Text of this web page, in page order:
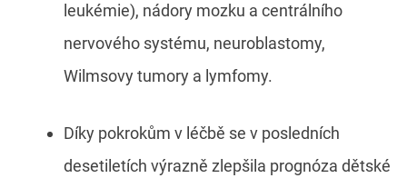
leukémie), nádory mozku a centrálního
nervového systému, neuroblastomy,
Wilmsovy tumory a lymfomy.
Díky pokrokům v léčbě se v posledních
desetiletích výrazně zlepšila prognóza dětské